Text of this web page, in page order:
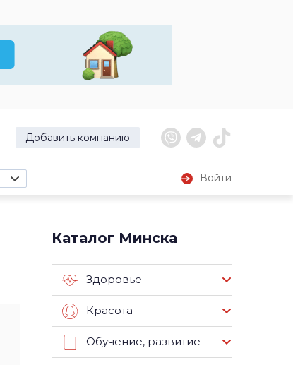
Добавить компанию
Войти
Каталог Минска
Здоровье
Красота
Обучение, развитие